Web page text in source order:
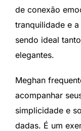
de conexão
tranquilidade e
sendo ideal
elegantes.
Meghan
acompanhar
simplicidade e
dadas. É um